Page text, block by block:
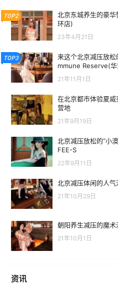
TOP2
北京东城养生的豪
环店)
23年4月21日
TOP3
来这个北京减压放松
mmune Reserve(华
21年11月1日
在北京都市体验夏
营地
21年9月19日
北京减压放松的“小
FEE-S
22年9月11日
北京减压体闲的人
21年10月29日
朝阳养生减压的魔
21年10月1日
资讯